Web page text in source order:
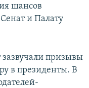
шансов
и Палату
зазвучали призывы
в президенты. В